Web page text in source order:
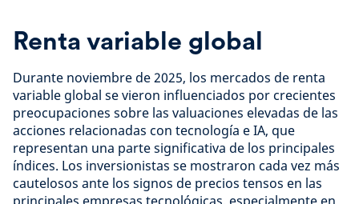
Renta variable global
Durante noviembre de 2025, los mercados de renta
variable global se vieron influenciados por crecientes
preocupaciones sobre las valuaciones elevadas de las
acciones relacionadas con tecnología e IA, que
representan una parte significativa de los principales
índices. Los inversionistas se mostraron cada vez más
cautelosos ante los signos de precios tensos en las